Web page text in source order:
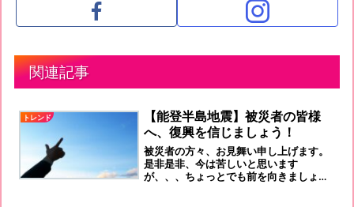
関連記事
トレンド
【能登半島地震】被災者の皆様
へ、復興を信じましょう！
被災者の方々、お見舞い申し上げます。
是非是非、今は苦しいと思います
が、、、ちょっとでも前を向きましょ